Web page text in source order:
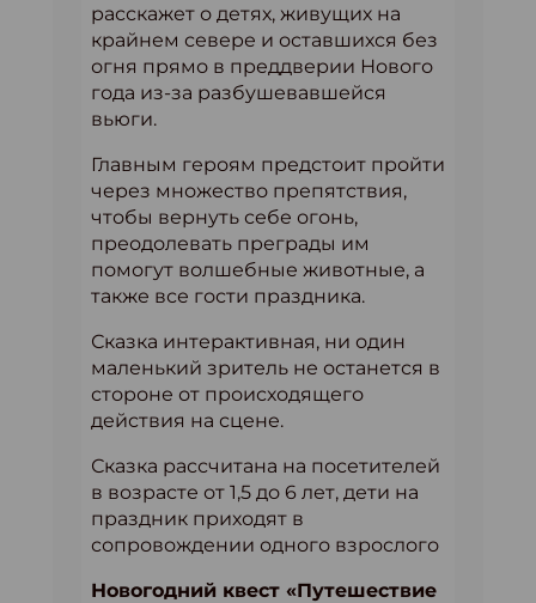
расскажет о детях, живущих на
крайнем севере и оставшихся без
огня прямо в преддверии Нового
года из-за разбушевавшейся
вьюги.
Главным героям предстоит пройти
через множество препятствия,
чтобы вернуть себе огонь,
преодолевать преграды им
помогут волшебные животные, а
также все гости праздника.
Сказка интерактивная, ни один
маленький зритель не останется в
стороне от происходящего
действия на сцене.
Сказка рассчитана на посетителей
в возрасте от 1,5 до 6 лет, дети на
праздник приходят в
сопровождении одного взрослого
Новогодний квест «Путешествие